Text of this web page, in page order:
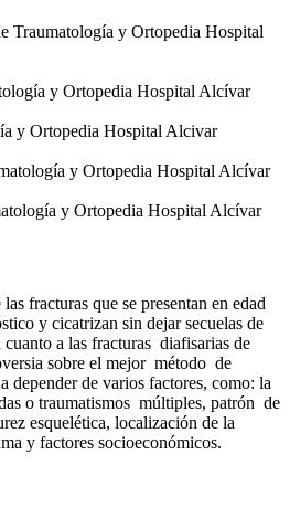
Traumatología y Ortopedia Hospital
y Ortopedia Hospital Alcívar
y Ortopedia Hospital Alcivar
y Ortopedia Hospital Alcívar
y Ortopedia Hospital Alcívar
fracturas que se presentan en edad
y cicatrizan sin dejar secuelas de
a las fracturas diafisarias de
sobre el mejor método de
de varios factores, como: la
o traumatismos múltiples, patrón de
esquelética, localización de la
y factores socioeconómicos.